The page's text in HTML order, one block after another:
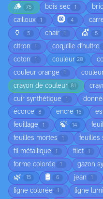
🪵 75 bois sec 1
cailloux 1 🛞 4
🏺 5 chair 1 💇 5
citron 1 coquille d'huître
coton 1 couleur 20
couleur orange 1
crayon de couleur 81
cuir synthétique 1
écorce 8 encre 16
feuillage 1 🍃 14
feuilles mortes 1 feuilles
fil métallique 1 filet 1
forme colorée 1 gazon
🌿 15 🛢️ 6 jean 1
ligne colorée 1 ligne